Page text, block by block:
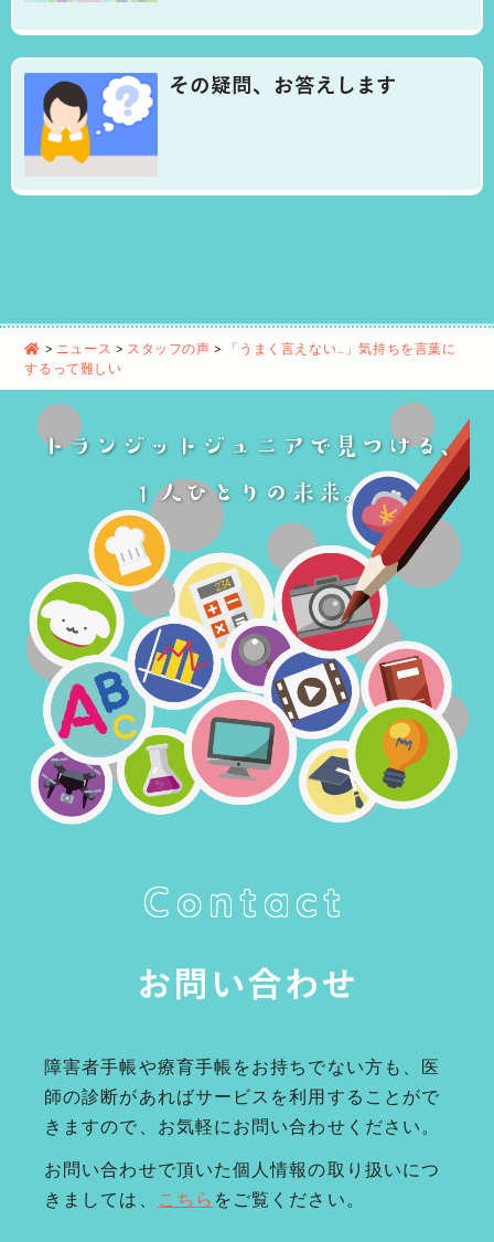
その疑問、お答えします
> ニュース > スタッフの声 >
「うまく言えない…」気持ちを言葉に
するって難しい
Contact
お問い合わせ
障害者手帳や療育手帳をお持ちでない方も、医
師の診断があればサービスを利用することがで
きますので、お気軽にお問い合わせください。
お問い合わせで頂いた個人情報の取り扱いにつ
きましては、
こちら をご覧ください。